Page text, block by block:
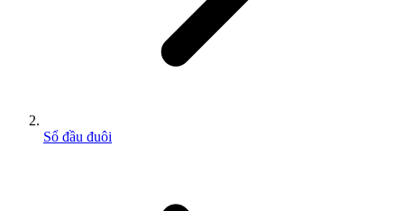
Sổ đầu đuôi